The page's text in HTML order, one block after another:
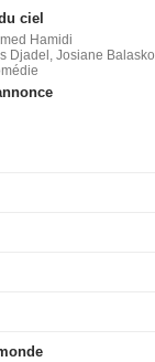
ciel
Hamidi
Djadel, Josiane Balasko